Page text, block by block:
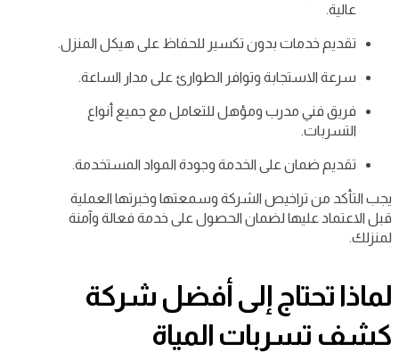
عالية.
تقديم خدمات بدون تكسير للحفاظ على هيكل المنزل.
سرعة الاستجابة وتوافر الطوارئ على مدار الساعة.
فريق فني مدرب ومؤهل للتعامل مع جميع أنواع
التسربات.
تقديم ضمان على الخدمة وجودة المواد المستخدمة.
يجب التأكد من تراخيص الشركة وسمعتها وخبرتها العملية
قبل الاعتماد عليها لضمان الحصول على خدمة فعالة وآمنة
لمنزلك.
لماذا تحتاج إلى أفضل شركة
كشف تسربات المياة